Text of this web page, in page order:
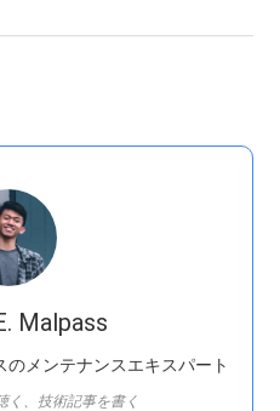
Malpass
メンテナンスエキスパート
く、技術記事を書く